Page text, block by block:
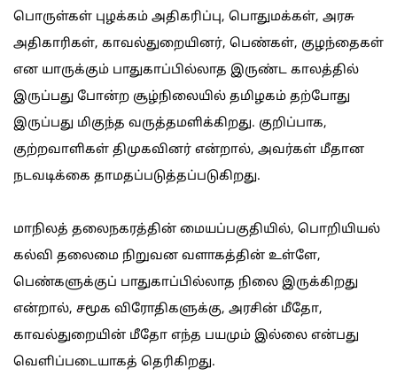
பொருள்கள் புழக்கம் அதிகரிப்பு, பொதுமக்கள், அரசு
அதிகாரிகள், காவல்துறையினர், பெண்கள், குழந்தைகள்
என யாருக்கும் பாதுகாப்பில்லாத இருண்ட காலத்தில்
இருப்பது போன்ற சூழ்நிலையில் தமிழகம் தற்போது
இருப்பது மிகுந்த வருத்தமளிக்கிறது. குறிப்பாக,
குற்றவாளிகள் திமுகவினர் என்றால், அவர்கள் மீதான
நடவடிக்கை தாமதப்படுத்தப்படுகிறது.
மாநிலத் தலைநகரத்தின் மையப்பகுதியில், பொறியியல்
கல்வி தலைமை நிறுவன வளாகத்தின் உள்ளே,
பெண்களுக்குப் பாதுகாப்பில்லாத நிலை இருக்கிறது
என்றால், சமூக விரோதிகளுக்கு, அரசின் மீதோ,
காவல்துறையின் மீதோ எந்த பயமும் இல்லை என்பது
வெளிப்படையாகத் தெரிகிறது.